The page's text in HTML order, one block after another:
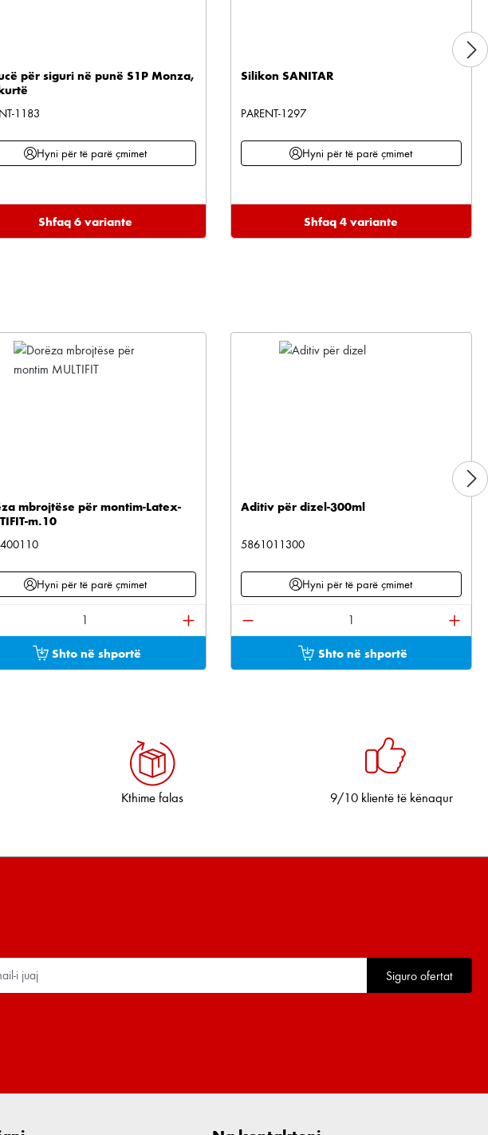
për siguri në punë S1P Monza,
1183
Hyni për të parë çmimet
Shfaq 6 variante
Silikon SANITAR
PARENT-1297
Hyni për të parë çmimet
Shfaq 4 variante
ulur sasinë.
ose përdorni butonat për të rritur ose ulur sasinë.
mbrojtëse për montim-Latex-
m.10
Hyni për të parë çmimet
e produktit: Shkruani sasinë e dëshiruar ose përdorni butonat për
Shto në shportë
Aditiv për dizel-300ml
5861011300
Hyni për të parë çmimet
Sasia e produktit: Shkruani
Shto në shportë
Kthime falas 9/10 klientë të kënaqur
Siguro ofertat